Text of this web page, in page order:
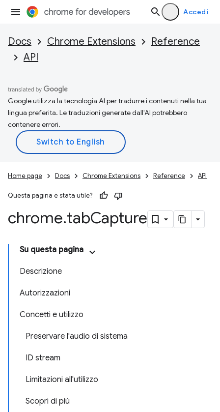
Accedi
Docs Chrome Extensions
Reference
API
Google utilizza la tecnologia AI per tradurre i contenuti nella tua
lingua preferita. Le traduzioni generate dall'AI potrebbero
contenere errori.
Home page Docs Chrome Extensions Reference API
Questa pagina è stata utile?
chrome.tabCapture
Su questa pagina
Descrizione
Autorizzazioni
Concetti e utilizzo
Preservare l'audio di sistema
ID stream
Limitazioni all'utilizzo
Scopri di più